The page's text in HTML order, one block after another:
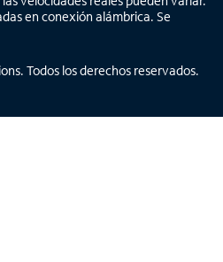
en conexión alámbrica. Se
Todos los derechos reservados.